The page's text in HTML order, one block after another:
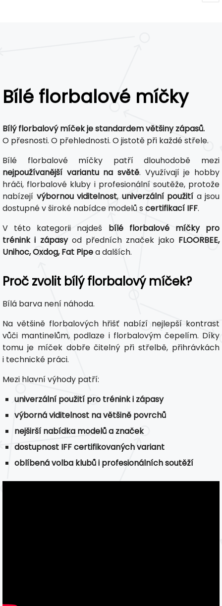
Bílé florbalové míčky
Bílý florbalový míček je standardem většiny zápasů.
O přesnosti. O přehlednosti. O jistotě při každé střele.
Bílé florbalové míčky patří dlouhodobě mezi
nejpoužívanější variantu na světě. Využívají je hobby
hráči, florbalové kluby i profesionální soutěže, protože
nabízejí výbornou viditelnost, univerzální použití a jsou
dostupné v široké nabídce modelů s certifikací IFF.
V této kategorii najdeš bílé florbalové míčky pro
trénink i zápasyod předních značek jako FLOORBEE,
Unihoc, Oxdog, Fat Pipea dalších.
Proč zvolit bílý florbalový míček?
Bílá barva není náhoda.
Na většině florbalových hřišť nabízí nejlepší kontrast
vůči mantinelům, podlaze i florbalovým čepelím. Díky
tomu je míček dobře čitelný při střelbě, přihrávkách
i technické práci.
Mezi hlavní výhody patří:
univerzální použití pro trénink i zápasy
výborná viditelnost na většině povrchů
nejširší nabídka modelů a značek
dostupnost IFF certifikovaných variant
oblíbená volba klubů i profesionálních soutěží